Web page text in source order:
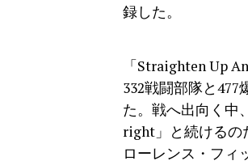
録した。
「Straighten Up
332戦闘部隊と
た。戦へ出向く中
right」と続けるの
ローレンス・フィ